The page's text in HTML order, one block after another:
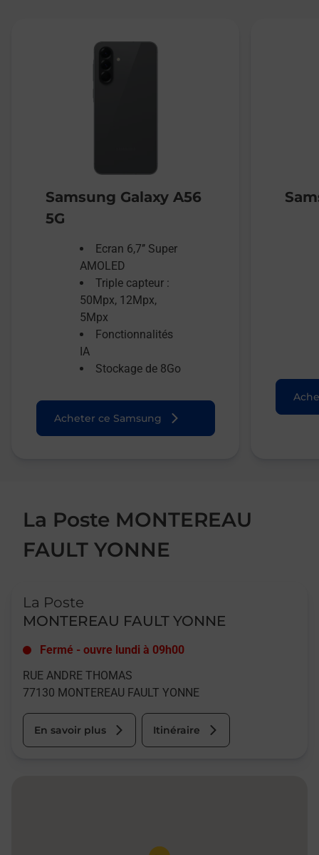
Samsung Galaxy A56
5G
Ecran 6,7’’ Super
AMOLED
Triple capteur :
50Mpx, 12Mpx,
5Mpx
Fonctionnalités
IA
Stockage de 8Go
Acheter ce Samsung
La Poste MONTEREAU
FAULT YONNE
La Poste
MONTEREAU FAULT YONNE
Fermé - ouvre lundi à 09h00
RUE ANDRE THOMAS
77130 MONTEREAU FAULT YONNE
En savoir plus Itinéraire
Pin de la carte